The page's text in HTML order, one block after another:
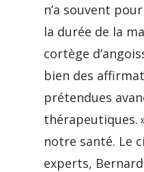
n’a souvent
la durée de la
cortège
bien des
prétendues
thérapeutiques.
notre santé. Le
experts,